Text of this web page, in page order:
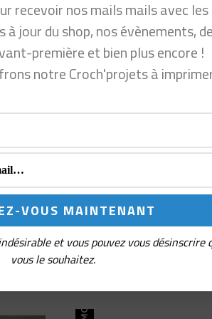
recevoir nos mails mails avec les
jour du shop, nos évènements,
première et bien plus encore !
notre Croch'projets à
et vous pouvez vous désinscrire
vous le souhaitez.